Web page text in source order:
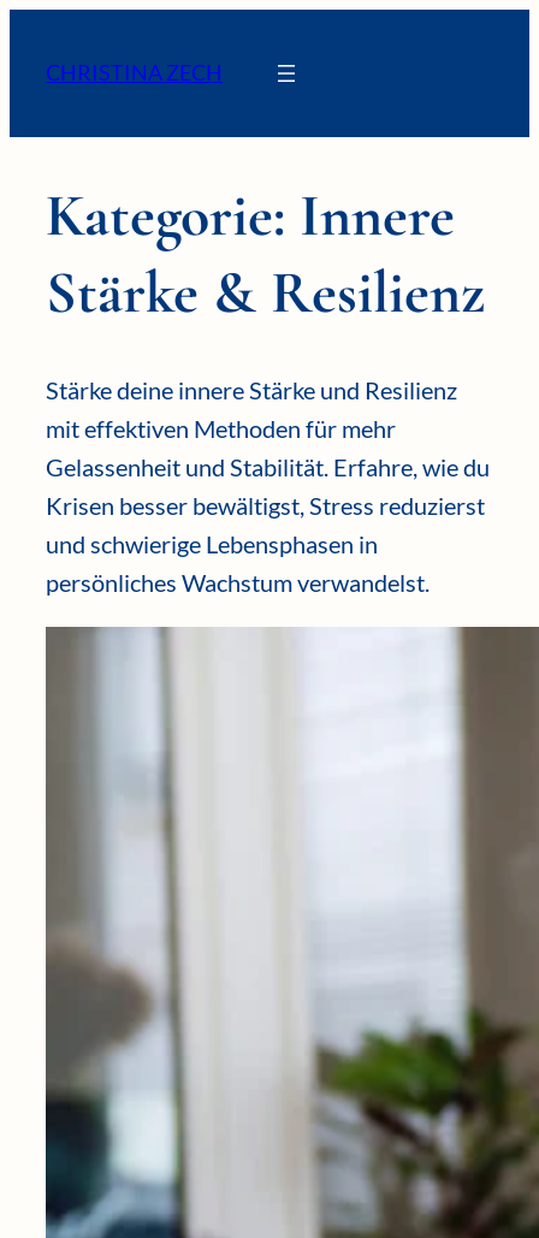
InhaltCHRISTINA ZECH
Kategorie: Innere
Stärke & Resilienz
Stärke deine innere Stärke und Resilienz
mit effektiven Methoden für mehr
Gelassenheit und Stabilität. Erfahre, wie du
Krisen besser bewältigst, Stress reduzierst
und schwierige Lebensphasen in
persönliches Wachstum verwandelst.